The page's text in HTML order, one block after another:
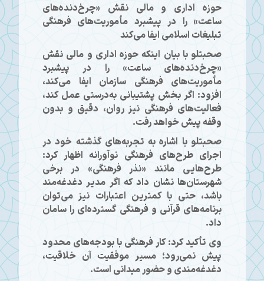
حوزه اداری و مالی نقش «چرخ‌دنده‌های
ساعت» را در پیشبرد مأموریت‌های فرهنگی
تبلیغات اسلامی ایفا می‌کند
صحبتلو با بیان اینکه حوزه اداری و مالی نقش
«چرخ‌دنده‌های ساعت» را در پیشبرد
مأموریت‌های فرهنگی سازمان ایفا می‌کند،
افزود: اگر بخش پشتیبانی به‌درستی عمل کند،
فعالیت‌های فرهنگی نیز روان، دقیق و بدون
وقفه پیش خواهد رفت.
صحبتلو با اشاره به تجربه‌های گذشته خود در
اجرای طرح‌های فرهنگی نوآورانه اظهار کرد:
طرح‌هایی مانند «نذر فرهنگی» در برخی
شهرستان‌ها نشان داد که اگر مدیر دغدغه‌مند
باشد، حتی با کمترین اعتبارات نیز می‌توان
برنامه‌های قرآنی و فرهنگی گسترده‌ای را سامان
داد.
وی تأکید کرد: کار فرهنگی با بودجه‌های محدود
پیش نمی‌رود؛ مسیر موفقیت آن خلاقیت،
دغدغه‌مندی و حضور میدانی است.